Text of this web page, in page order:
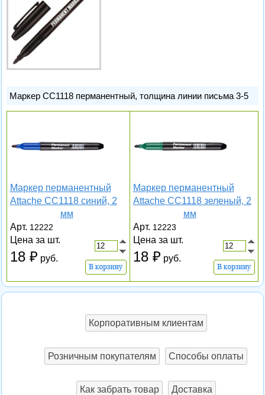
Маркер CC1118 перманентный, толщина линии письма 3-5
Маркер перманентный
Attache CC1118 синий, 2
мм
Арт. 12222
Цена за шт.
18 руб.
Маркер перманентный
Attache CC1118 зеленый, 2
мм
Арт. 12223
Цена за шт.
18 руб.
Корпоративным клиентам
Розничным покупателям Способы оплаты
Как забрать товар Доставка